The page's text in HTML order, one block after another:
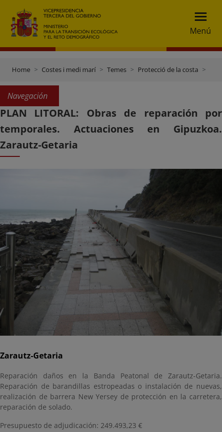
Menú
Home Costes i medi marí Temes Protecció de la costa
Navegación
PLAN LITORAL: Obras de reparación por
temporales. Actuaciones en Gipuzkoa.
Zarautz-Getaria
Zarautz-Getaria
Reparación daños en la Banda Peatonal de Zarautz-Getaria.
Reparación de barandillas estropeadas o instalación de nuevas,
realización de barrera New Yersey de protección en la carretera,
reparación de solado.
Presupuesto de adjudicación: 249.493,23 €